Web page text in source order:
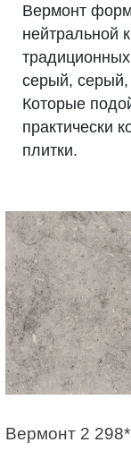
Вермонт
нейтральной
серый,
Которые
практически
плитки.